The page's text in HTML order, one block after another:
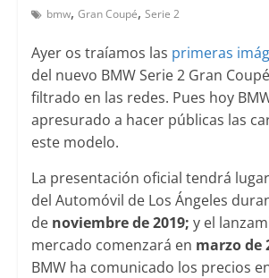
bmw, Gran Coupé, Serie 2
Ayer os traíamos las primeras
del nuevo BMW Serie 2 Gran
filtrado en las redes. Pues hoy
apresurado a hacer públicas las
este modelo.
La presentación oficial tendrá
del Automóvil de Los Ángeles
de noviembre de 2019; y el
mercado comenzará en marzo de
BMW ha comunicado los precios